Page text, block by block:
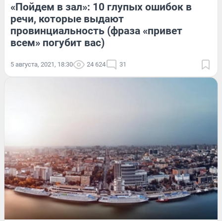
«Пойдем в зал»: 10 глупых ошибок в
речи, которые выдают
провинциальность (фраза «привет
всем» погубит вас)
5 августа, 2021, 18:30 24 624 31